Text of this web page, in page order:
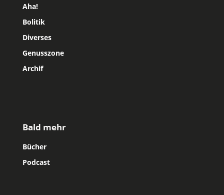
Aha!
Bolitik
Diverses
Genusszone
Archif
Bald mehr
Bücher
Podcast